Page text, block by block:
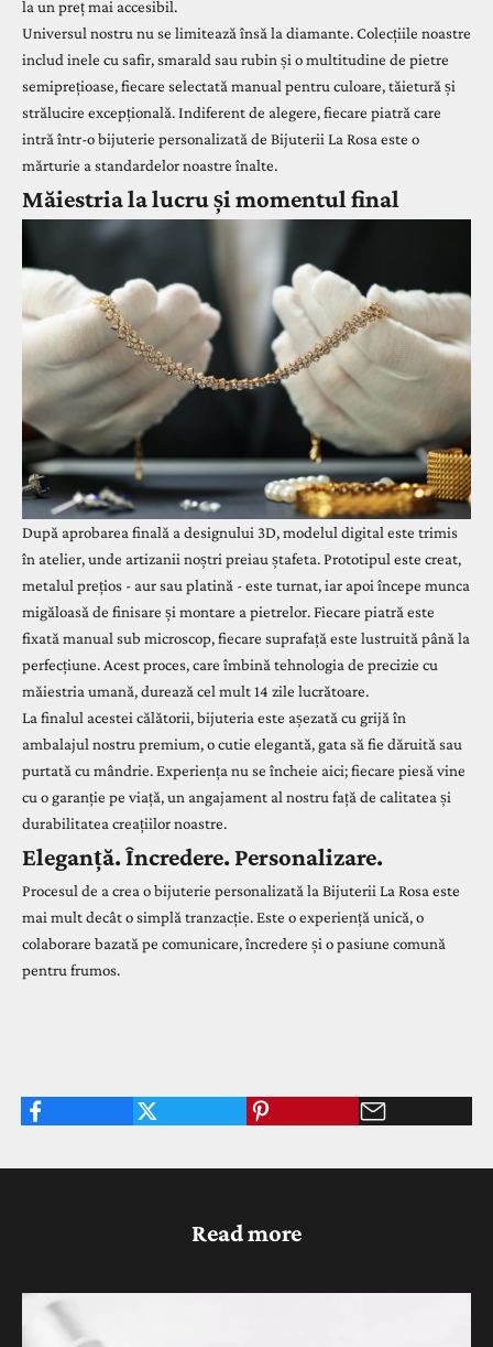
la un preț mai accesibil.
Universul nostru nu se limitează însă la diamante. Colecțiile noastre
includ inele cu safir,smarald sau rubin și o multitudine de pietre
semiprețioase, fiecare selectată manual pentru culoare, tăietură și
strălucire excepțională. Indiferent de alegere, fiecare piatră care
intră într-o bijuterie personalizată de Bijuterii La Rosa este o
mărturie a standardelor noastre înalte.
Măiestria la lucru și momentul final
După aprobarea finală a designului 3D, modelul digital este trimis
în atelier, unde artizanii noștri preiau ștafeta. Prototipul este creat,
metalul prețios - aur sau platină - este turnat, iar apoi începe munca
migăloasă de finisare și montare a pietrelor. Fiecare piatră este
fixată manual sub microscop, fiecare suprafață este lustruită până la
perfecțiune. Acest proces, care îmbină tehnologia de precizie cu
măiestria umană, durează cel mult 14 zile lucrătoare.
La finalul acestei călătorii, bijuteria este așezată cu grijă în
ambalajul nostru premium, o cutie elegantă, gata să fie dăruită sau
purtată cu mândrie. Experiența nu se încheie aici; fiecare piesă vine
cu o garanție pe viață, un angajament al nostru față de calitatea și
durabilitatea creațiilor noastre.
Eleganță. Încredere. Personalizare.
Procesul de a crea o bijuterie personalizată la Bijuterii La Rosa este
mai mult decât o simplă tranzacție. Este o experiență unică, o
colaborare bazată pe comunicare, încredere și o pasiune comună
pentru frumos.
Read more